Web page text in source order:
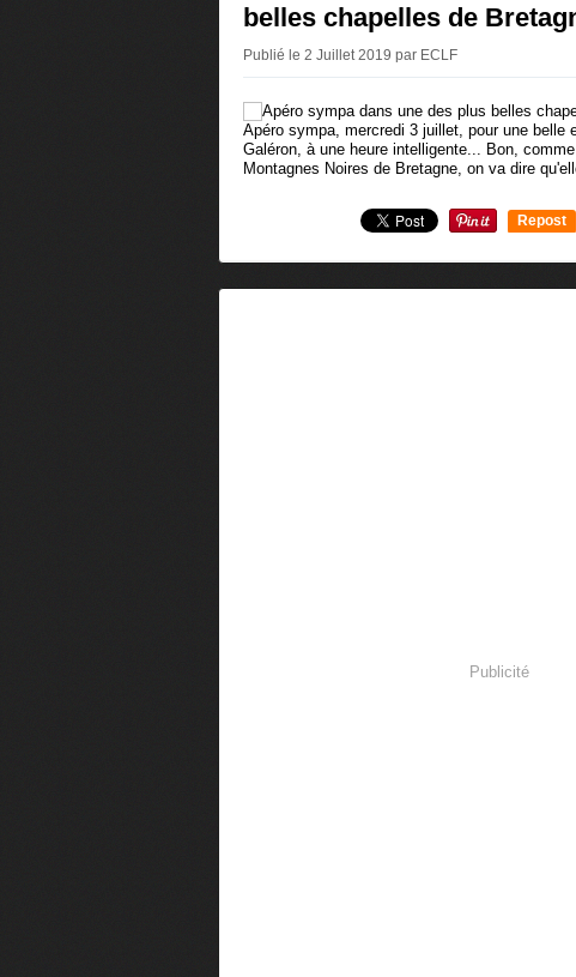
belles chapelles de
Publié le 2 Juillet 2019 par ECLF
Apéro sympa, mercredi 3 juillet, pour une belle
Galéron, à une heure intelligente... Bon,
Montagnes Noires de Bretagne, on va dire
Repost
Publicité